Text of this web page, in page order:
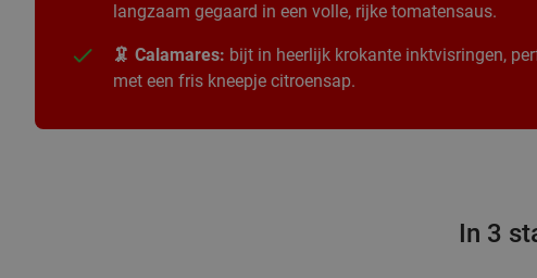
langzaam gegaard in een volle, rijke tomatensaus.
🦑 Calamares: bijt in heerlijk krokante inktvisringen,
met een fris kneepje citroensap.
In 3